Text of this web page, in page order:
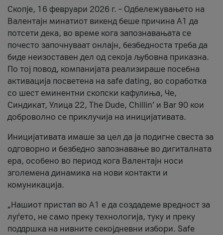
Скопје, 16 февруари 2026 г. – Одбележувањето на
Валентајн минатиот викенд беше причина А1 да
потсети дека, во време кога запознавањата се
почесто започнуваат онлајн, безбедноста треба да
биде неизоставен дел од секоја љубовна приказна.
По тој повод, компанијата реализираше посебна
активација посветена на safe dating, во соработка
со шест еминентни скопски кафулиња, Че,
Синдикат, Улица 22, The Dude, Chillin’ и Bar 90 кои
доброволно се приклучија на иницијативата.
Иницијативата имаше за цел да ја подигне свеста за
одговорно и безбедно запознавање во дигиталната
ера, особено во период кога Валентајн носи
зголемена динамика на нови контакти и
комуникација.
„Нашиот пристап во А1 е да создадеме вредност за
луѓето, не само преку технологија, туку и преку
поддршка на нивните секојдневни избори. Safe